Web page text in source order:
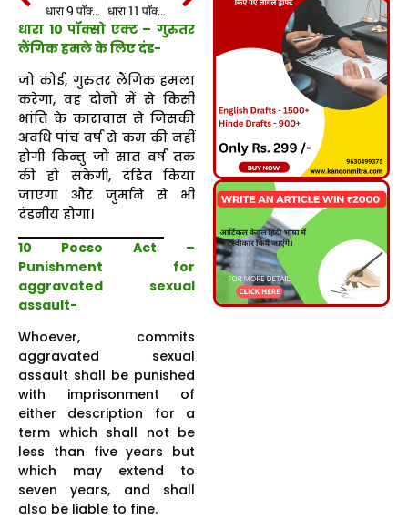
धारा 9 पॉक्सो एक्ट | 9 Pocso Act in hindi धारा 11 पॉक्सो एक्ट | 11 Pocso Act in hindi
धारा 10 पॉक्सो एक्ट – गुरुतर
लैंगिक हमले के लिए दंड-
जो कोई, गुरुतर लैंगिक हमला
करेगा, वह दोनों में से किसी
भांति के कारावास से जिसकी
अवधि पांच वर्ष से कम की नहीं
होगी किन्तु जो सात वर्ष तक
की हो सकेगी, दंडित किया
जाएगा और जुर्माने से भी
दंडनीय होगा।
10 Pocso Act –
Punishment for
aggravated sexual
assault-
Whoever, commits
aggravated sexual
assault shall be punished
with imprisonment of
either description for a
term which shall not be
less than five years but
which may extend to
seven years, and shall
also be liable to fine.